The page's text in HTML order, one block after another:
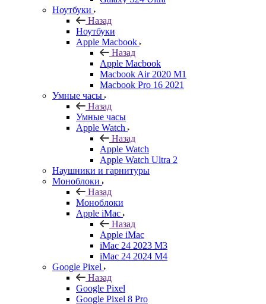
Ноутбуки
Назад
Ноутбуки
Apple Macbook
Назад
Apple Macbook
Macbook Air 2020 M1
Macbook Pro 16 2021
Умные часы
Назад
Умные часы
Apple Watch
Назад
Apple Watch
Apple Watch Ultra 2
Наушники и гарнитуры
Моноблоки
Назад
Моноблоки
Apple iMac
Назад
Apple iMac
iMac 24 2023 M3
iMac 24 2024 M4
Google Pixel
Назад
Google Pixel
Google Pixel 8 Pro